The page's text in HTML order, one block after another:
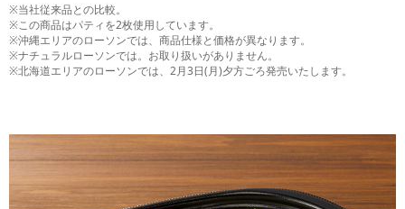
※当社従来品との比較。
※この商品はパティを2枚使用しています。
※沖縄エリアのローソンでは、商品仕様と価格が異なります。
※ナチュラルローソンでは。お取り扱いがありません。
※北海道エリアのローソンでは、2月3日(月)夕方ごろ発売いたします。